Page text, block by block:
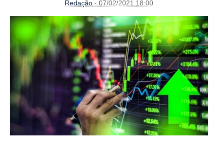
Redação - 07/02/2021 18:00